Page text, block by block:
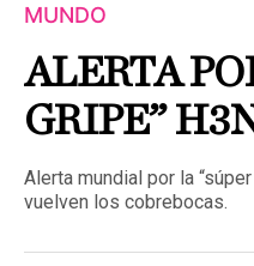
MUNDO
ALERTA
GRIPE”
Alerta mundial por la
vuelven los cobrebocas.